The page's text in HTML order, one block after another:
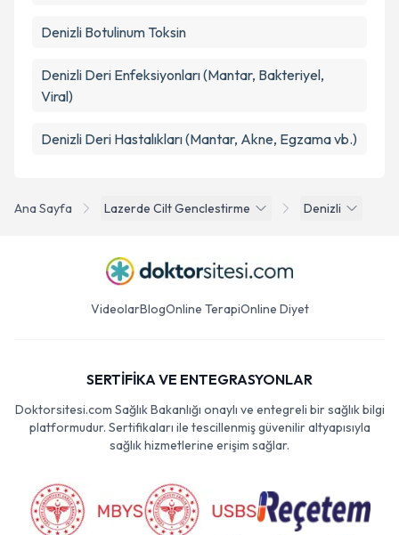
Ana Sayfa Lazerde Cilt Genclestirme Denizli
Denizli Botulinum Toksin
Denizli Deri Enfeksiyonları (Mantar, Bakteriyel,
Viral)
Denizli Deri Hastalıkları (Mantar, Akne, Egzama vb.)
VideolarBlogOnline TerapiOnline Diyet
SERTİFİKA VE ENTEGRASYONLAR
Doktorsitesi.com Sağlık Bakanlığı onaylı ve entegreli bir sağlık bilgi
platformudur. Sertifikaları ile tescillenmiş güvenilir altyapısıyla
sağlık hizmetlerine erişim sağlar.